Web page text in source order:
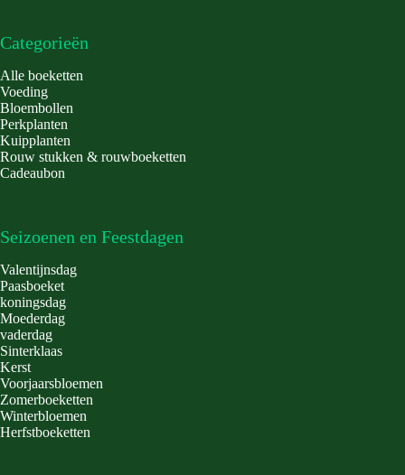
Categorieën
Alle boeketten
Voeding
Bloembollen
Perkplanten
Kuipplanten
Rouw stukken & rouwboeketten
Cadeaubon
Seizoenen en Feestdagen
Valentijnsdag
Paasboeket
koningsdag
Moederdag
vaderdag
Sinterklaas
Kerst
Voorjaarsbloemen
Zomerboeketten
Winterbloemen
Herfstboeketten